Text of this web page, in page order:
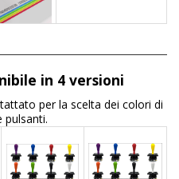
in 4 versioni
per la scelta dei colori di
pulsanti.